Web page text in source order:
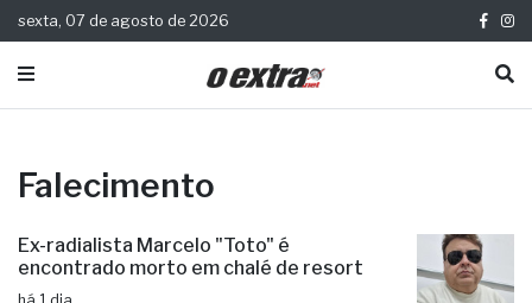
sexta, 07 de agosto de 2026
Falecimento
Ex-radialista Marcelo "Toto" é
encontrado morto em chalé de resort